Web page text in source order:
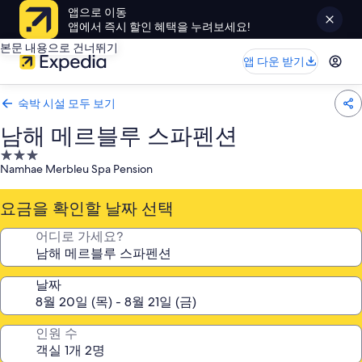
앱으로 이동
앱에서 즉시 할인 혜택을 누려보세요!
본문 내용으로 건너뛰기
앱 다운 받기
숙박 시설 모두 보기
남해 메르블루 스파펜션
3.0
성
급
숙
박
설
Namhae Merbleu Spa Pension
요금을 확인할 날짜 선택
어디로 가세요?
날짜
인원 수